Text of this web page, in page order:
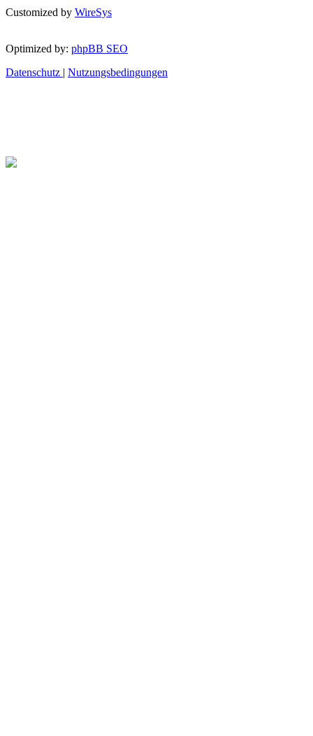
Customized by WireSys
Optimized by: phpBB SEO
Datenschutz | Nutzungsbedingungen